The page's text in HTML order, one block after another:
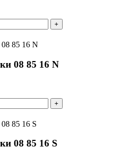
+
08 85 16 N
+
08 85 16 S